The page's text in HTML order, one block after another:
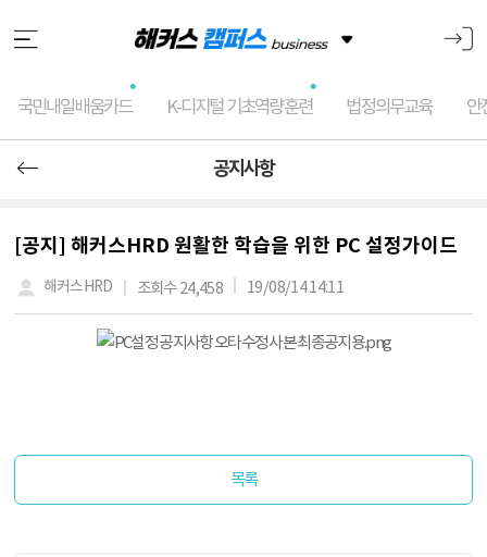
국민내일배움카드 K-디지털 기초역량훈련 법정의무교육 안
공지사항
[공지] 해커스HRD 원활한 학습을 위한 PC 설정가이드
해커스HRD 조회수 24,458 19/08/14 14:11
목록